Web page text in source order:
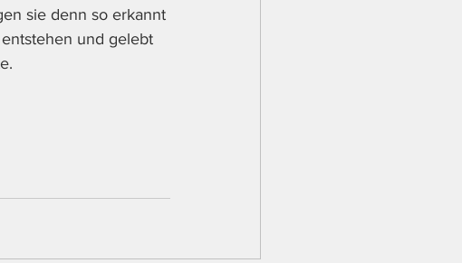
sie denn so erkannt
und gelebt